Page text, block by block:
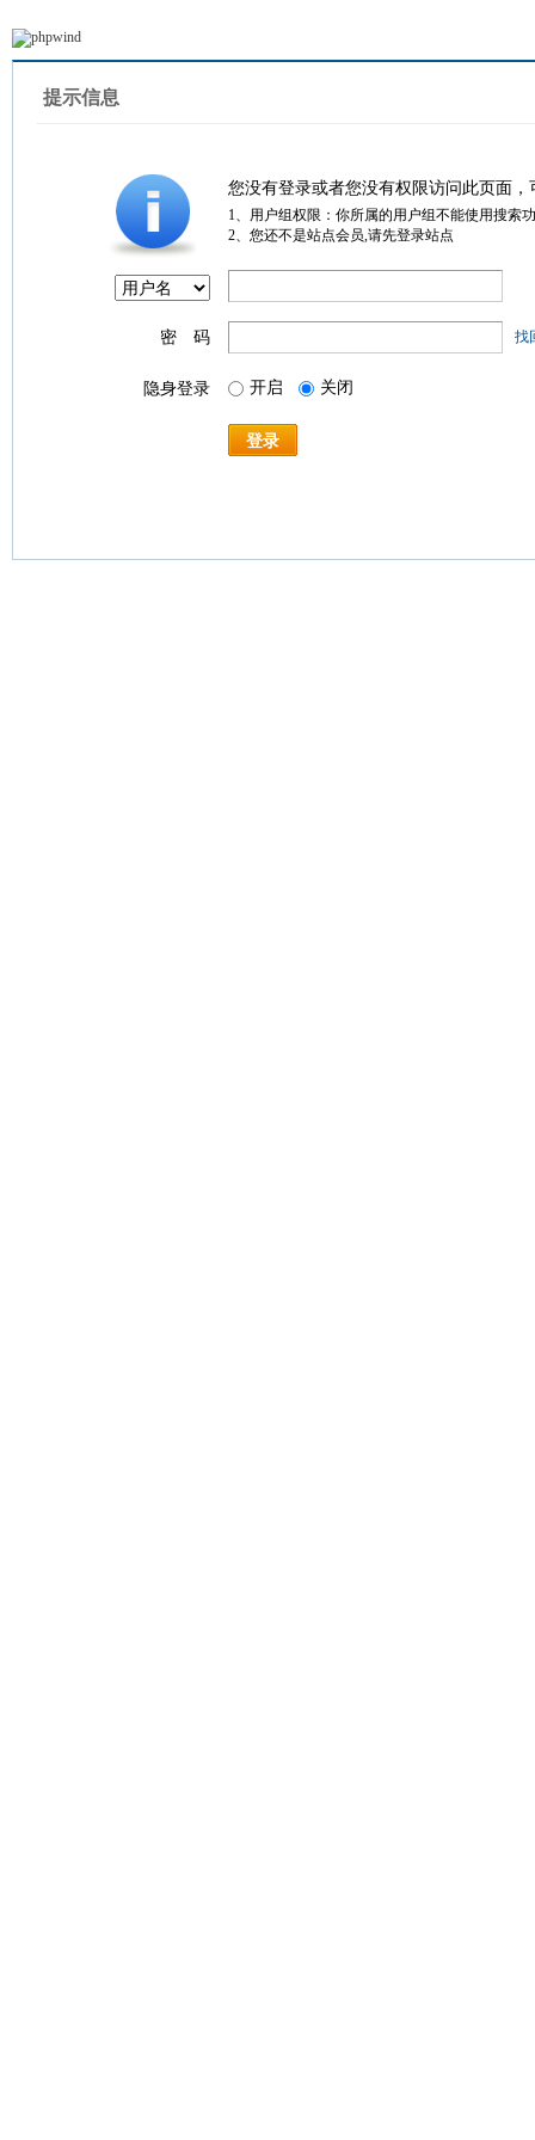
提示信息
您没有登录或者您没有权限访问此页面
1、用户组权限：你所属的用户组不能使用搜索
2、您还不是站点会员,请先登录站点
密 码 找
隐身登录 开启 关闭
登录